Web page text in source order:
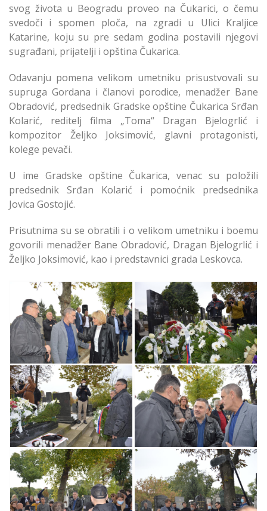
svog života u Beogradu proveo na Čukarici, o čemu
svedoči i spomen ploča, na zgradi u Ulici Kraljice
Katarine, koju su pre sedam godina postavili njegovi
sugrađani, prijatelji i opština Čukarica.
Odavanju pomena velikom umetniku prisustvovali su
supruga Gordana i članovi porodice, menadžer Bane
Obradović, predsednik Gradske opštine Čukarica Srđan
Kolarić, reditelj filma „Toma“ Dragan Bjelogrlić i
kompozitor Željko Joksimović, glavni protagonisti,
kolege pevači.
U ime Gradske opštine Čukarica, venac su položili
predsednik Srđan Kolarić i pomoćnik predsednika
Jovica Gostojić.
Prisutnima su se obratili i o velikom umetniku i boemu
govorili menadžer Bane Obradović, Dragan Bjelogrlić i
Željko Joksimović, kao i predstavnici grada Leskovca.
Pomen Tomi
Zdravkoviću na
Centralnom Groblju u
Beogradu
Pomen Tomi
Zdravkoviću na
Centralnom Groblju
Beograd
Pomen Tomi
Zdravkoviću na
Centralnom Groblju
Pomen Tomi
Zdravkoviću
Pomen Tomi
Zdravkoviću
Centralno Groblje
Pomen Toma
Zdravković Centralno
Groblje